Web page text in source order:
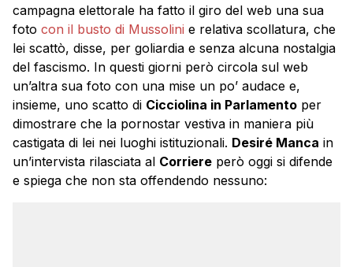
campagna elettorale ha fatto il giro del web una sua
foto con il busto di Mussolini e relativa scollatura, che
lei scattò, disse, per goliardia e senza alcuna nostalgia
del fascismo. In questi giorni però circola sul web
un’altra sua foto con una mise un po’ audace e,
insieme, uno scatto di Cicciolina in Parlamento per
dimostrare che la pornostar vestiva in maniera più
castigata di lei nei luoghi istituzionali. Desiré Manca in
un’intervista rilasciata al Corriere però oggi si difende
e spiega che non sta offendendo nessuno: